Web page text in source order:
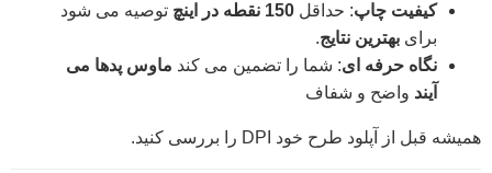
کیفیت چاپ: حداقل 150 نقطه در اینچ
توصیه می شود
برای بهترین نتایج.
نگاه حرفه ای: شما را تضمین می کند ماوس پدها می
آیند واضح و شفاف
همیشه قبل از آپلود طرح خود DPI را بررسی کنید.